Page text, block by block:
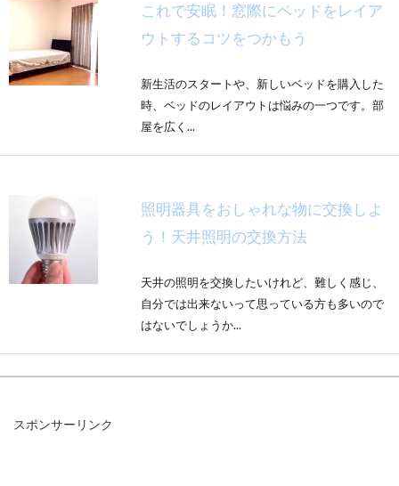
これで安眠！窓際にベッドをレイア
ウトするコツをつかもう
新生活のスタートや、新しいベッドを購入した
時、ベッドのレイアウトは悩みの一つです。部
屋を広く...
照明器具をおしゃれな物に交換しよ
う！天井照明の交換方法
天井の照明を交換したいけれど、難しく感じ、
自分では出来ないって思っている方も多いので
はないでしょうか...
スポンサーリンク